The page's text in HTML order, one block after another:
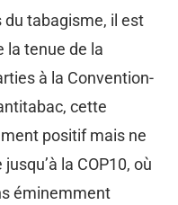
tabagisme, il est
la tenue de la
à la Convention-
cette
positif mais ne
la COP10, où
éminemment